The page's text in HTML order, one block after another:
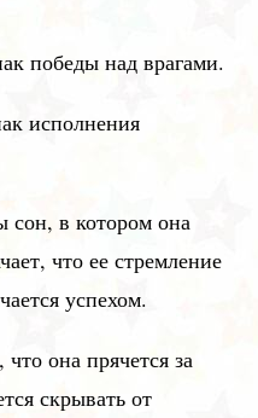
победы над врагами.
исполнения
в котором она
что ее стремление
успехом.
она прячется за
скрывать от